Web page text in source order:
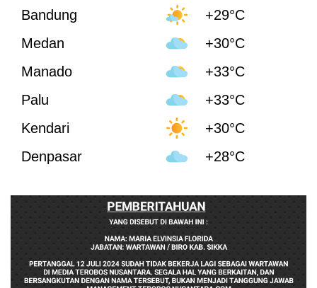
Bandung
+29°C
Medan
+30°C
Manado
+33°C
Palu
+33°C
Kendari
+30°C
Denpasar
+28°C